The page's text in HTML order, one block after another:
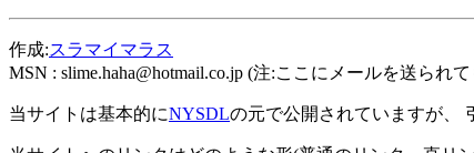
作成:スラマイマラス
MSN : slime.haha@hotmail.co.jp (注:ここにメールを送られ
当サイトは基本的にNYSDLの元で公開されていますが、